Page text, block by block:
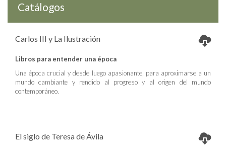
Catálogos
Carlos III y La Ilustración
Libros para entender una época
Una época crucial y desde luego apasionante, para aproximarse a un
mundo cambiante y rendido al progreso y al origen del mundo
contemporáneo.
El siglo de Teresa de Ávila